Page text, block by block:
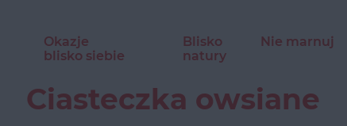
Okazje
blisko siebie
Blisko
natury
Nie marnuj
Ciasteczka owsiane